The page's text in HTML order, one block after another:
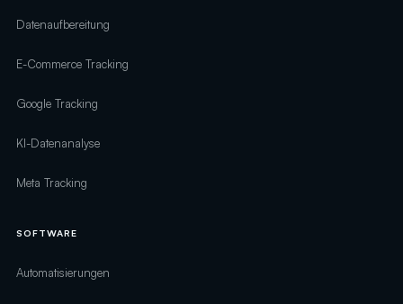
Datenaufbereitung
E-Commerce Tracking
Google Tracking
KI-Datenanalyse
Meta Tracking
SOFTWARE
Automatisierungen